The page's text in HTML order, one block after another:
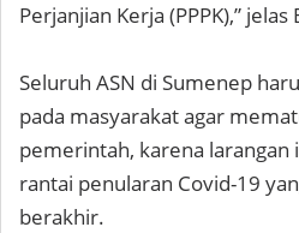
Perjanjian Kerja (PPPK),” jelas
Seluruh ASN di Sumenep
pada masyarakat agar
pemerintah, karena
rantai penularan Covid-19
berakhir.